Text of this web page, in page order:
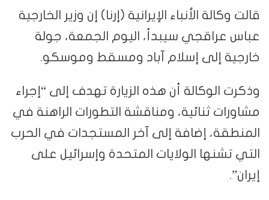
قالت وكالة الأنباء الإيرانية (إرنا) إن وزير الخارجية
عباس عراقجي سيبدأ، اليوم الجمعة، جولة
خارجية إلى إسلام آباد ومسقط وموسكو.
وذكرت الوكالة أن هذه الزيارة تهدف ⁠⁠إلى “إجراء
مشاورات ⁠⁠ثنائية، ومناقشة التطورات الراهنة في
المنطقة، ⁠⁠إضافة إلى آخر ⁠⁠المستجدات ⁠⁠في الحرب
التي تشنها الولايات المتحدة وإسرائيل ‌على
إيران”.